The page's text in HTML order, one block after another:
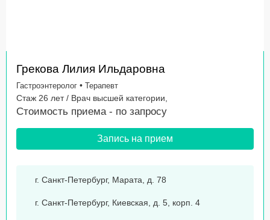
Грекова Лилия Ильдаровна
Гастроэнтеролог • Терапевт
Стаж 26 лет / Врач высшей категории,
Стоимость приема - по запросу
Запись на прием
г. Санкт-Петербург, Марата, д. 78
г. Санкт-Петербург, Киевская, д. 5, корп. 4